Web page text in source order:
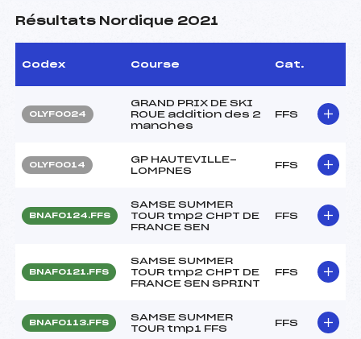
Résultats Nordique 2021
Codex Course Cat.
OLYF0024
GRAND PRIX DE SKI
ROUE addition des 2
manches
FFS
OLYF0014
GP HAUTEVILLE-
LOMPNES
FFS
BNAF0124.FFS
SAMSE SUMMER
TOUR tmp2 CHPT DE
FRANCE SEN
FFS
BNAF0121.FFS
SAMSE SUMMER
TOUR tmp2 CHPT DE
FRANCE SEN SPRINT
FFS
BNAF0113.FFS
SAMSE SUMMER
TOUR tmp1 FFS
FFS